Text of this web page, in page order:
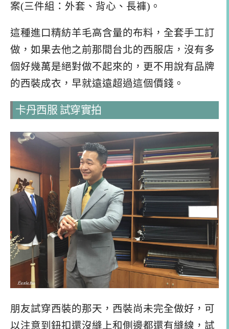
案(三件組：外套、背心、長褲)。
這種進口精紡羊毛高含量的布料，全套手工訂
做，如果去他之前那間台北的西服店，沒有多
個好幾萬是絕對做不起來的，更不用說有品牌
的西裝成衣，早就遠遠超過這個價錢。
卡丹西服 試穿實拍
朋友試穿西裝的那天，西裝尚未完全做好，可
以注意到鈕扣還沒縫上和側邊都還有縫線，試